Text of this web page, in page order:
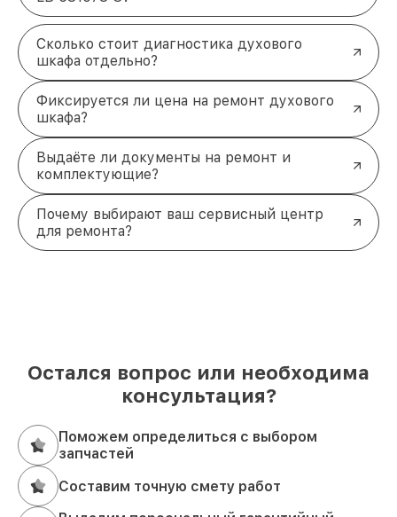
Сколько стоит диагностика духового
шкафа отдельно?
Фиксируется ли цена на ремонт духового
шкафа?
Выдаёте ли документы на ремонт и
комплектующие?
Почему выбирают ваш сервисный центр
для ремонта?
Остался вопрос или необходима
консультация?
Поможем определиться с выбором
запчастей
Составим точную смету работ